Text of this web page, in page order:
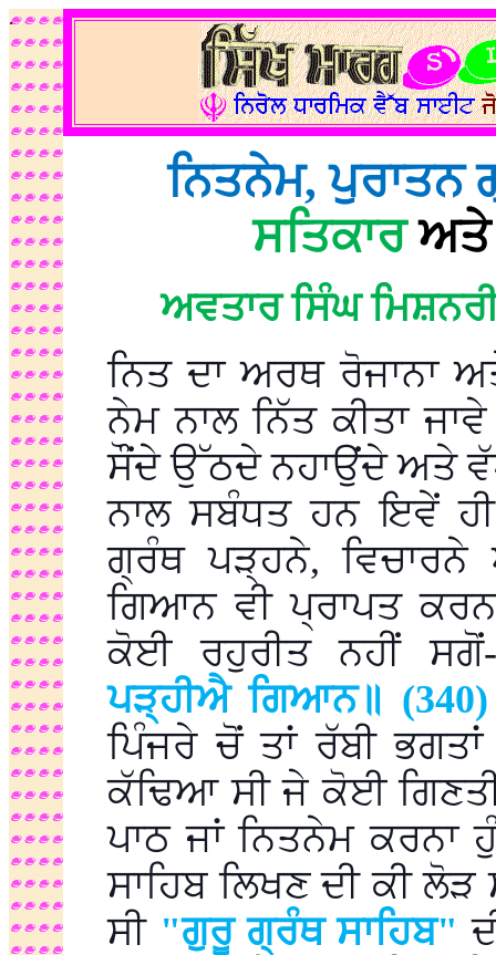
.
ਨਿਤਨੇਮ, ਪੁਰਾਤਨ
ਸਤਿਕਾਰ
ਅਵਤਾਰ ਸਿੰਘ
ਨਿਤ ਦਾ ਅਰਥ ਰੋਜਾਨਾ
ਨੇਮ ਨਾਲ ਨਿੱਤ ਕੀਤਾ
ਸੌਂਦੇ ਉੱਠਦੇ ਨਹਾਉਂਦੇ ਅਤੇ
ਨਾਲ ਸਬੰਧਤ ਹਨ ਇਵੇਂ
ਗ੍ਰੰਥ ਪੜ੍ਹਨੇ,
ਗਿਆਨ ਵੀ ਪ੍ਰਾਪਤ
ਕੋਈ ਰਹੁਰੀਤ ਨਹੀਂ ਸਗੋਂ-
ਪੜ੍ਹੀਐ ਗਿਆਨ॥ (340)
ਪਿੰਜਰੇ ਚੋਂ ਤਾਂ ਰੱਬੀ
ਕੱਢਿਆ ਸੀ ਜੇ ਕੋਈ
ਪਾਠ ਜਾਂ ਨਿਤਨੇਮ ਕਰਨਾ
ਸਾਹਿਬ ਲਿਖਣ ਦੀ ਕੀ ਲੋੜ
ਸੀ "ਗੁਰੂ ਗ੍ਰੰਥ ਸਾਹਿਬ"